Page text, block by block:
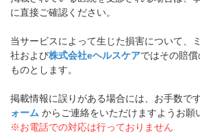
に直接ご確認ください。
当サービスによって生じた損害について、
社および株式会社eヘルスケアではその賠
ものとします。
掲載情報に誤りがある場合には、お手数で
ォーム からご連絡をいただけますようお願
※お電話での対応は行っておりません